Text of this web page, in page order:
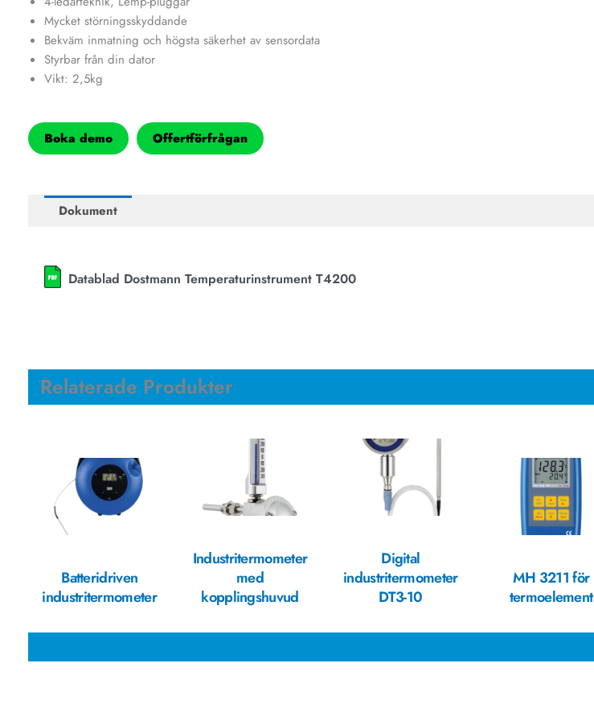
Mycket störningsskyddande
Bekväm inmatning och högsta säkerhet av sensordata
Styrbar från din dator
Vikt: 2,5kg
Boka demo Offertförfrågan
Dokument
Datablad Dostmann Temperaturinstrument T4200
Relaterade Produkter
Batteridriven
industritermometer
Industritermometer
med
kopplingshuvud
Digital
industritermometer
DT3-10
MH 3211 för
termoelement